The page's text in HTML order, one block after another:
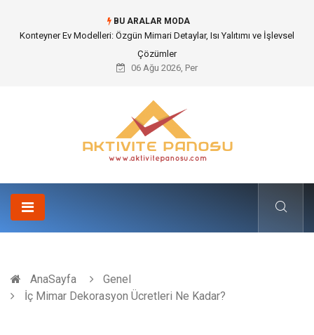
BU ARALAR MODA
Nakliye Nedir ve Tedarik Zincirindeki Önemi Nasıl Anlaşılır?
06 Ağu 2026, Per
AnaSayfa
Genel
İç Mimar Dekorasyon Ücretleri Ne Kadar?